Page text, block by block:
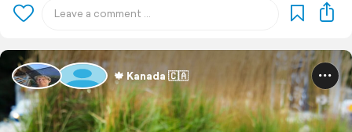
🍁 Kanada 🇨🇦